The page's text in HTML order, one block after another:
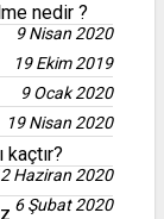
nedir ?
9 Nisan 2020
19 Ekim 2019
9 Ocak 2020
19 Nisan 2020
Haziran 2020
6 Şubat 2020